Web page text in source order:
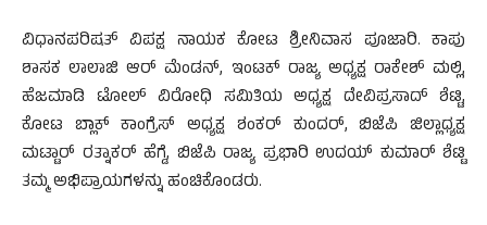
ವಿಧಾನಪರಿಷತ್ ವಿಪಕ್ಷ ನಾಯಕ ಕೋಟ ಶ್ರೀನಿವಾಸ ಪೂಜಾರಿ. ಕಾಪು
ಶಾಸಕ ಲಾಲಾಜಿ ಆರ್ ಮೆಂಡನ್, ಇಂಟಕ್ ರಾಜ್ಯ ಅಧ್ಯಕ್ಷ ರಾಕೇಶ್ ಮಲ್ಲಿ,
ಹೆಜಮಾಡಿ ಟೋಲ್ ವಿರೋಧಿ ಸಮಿತಿಯ ಅಧ್ಯಕ್ಷ ದೇವಿಪ್ರಸಾದ್ ಶೆಟ್ಟಿ,
ಕೋಟ ಬ್ಲಾಕ್ ಕಾಂಗ್ರೆಸ್ ಅಧ್ಯಕ್ಷ ಶಂಕರ್ ಕುಂದರ್, ಬಿಜೆಪಿ ಜಿಲ್ಲಾಧ್ಯಕ್ಷ
ಮಟ್ಟಾರ್ ರತ್ನಾಕರ್ ಹೆಗ್ಡೆ, ಬಿಜೆಪಿ ರಾಜ್ಯ ಪ್ರಭಾರಿ ಉದಯ್ ಕುಮಾರ್ ಶೆಟ್ಟಿ
ತಮ್ಮ ಅಭಿಪ್ರಾಯಗಳನ್ನು ಹಂಚಿಕೊಂಡರು.